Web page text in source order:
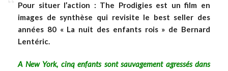
Pour situer l’action : The Prodigies est un film en
images de synthèse qui revisite le best seller des
années 80 « La nuit des enfants rois » de Bernard
Lentéric.
A New York, cinq enfants sont sauvagement agressés dans